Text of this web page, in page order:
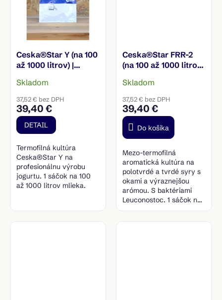
Ceska®Star Y (na 100
až 1000 litrov) |
Skladom
37,52 € bez DPH
39,40 €
DETAIL
Termofilná kultúra
Ceska®Star Y na
profesionálnu výrobu
jogurtu. 1 sáčok na 100
až 1000 litrov mlieka.
Ceska®Star FRR-2
(na 100 až 1000 litrov)
aromatická kultúra
Skladom
37,52 € bez DPH
39,40 €
Do košíka
Mezo-termofilná
aromatická kultúra na
polotvrdé a tvrdé syry s
okami a výraznejšou
arómou. S baktériami
Leuconostoc. 1 sáčok na
100 až 1000 litrov mlieka.